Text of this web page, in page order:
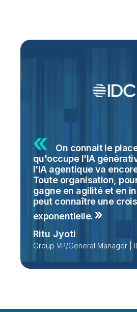
On connait le
qu'occupe l'IA
l'IA agentique va
Toute organisation,
gagne en agilité et en
peut connaître une
exponentielle.
Ritu Jyoti
Group VP/General Manager |